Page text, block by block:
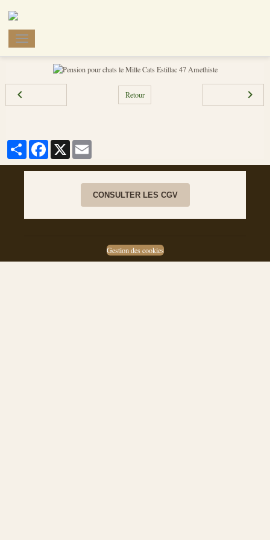
Retour
Partager Facebook
X
CONSULTER LES CGV
Gestion des cookies